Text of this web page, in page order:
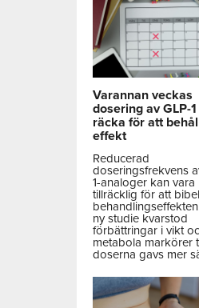
Varannan veckas
dosering av GLP-
räcka för att
effekt
Reducerad
doseringsfrekvens
1-analoger kan vara
tillräcklig för att
ny studie kvarstod
förbättringar i vikt
metabola markörer
doserna gavs mer